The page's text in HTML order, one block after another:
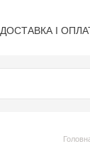
ДОСТАВКА І